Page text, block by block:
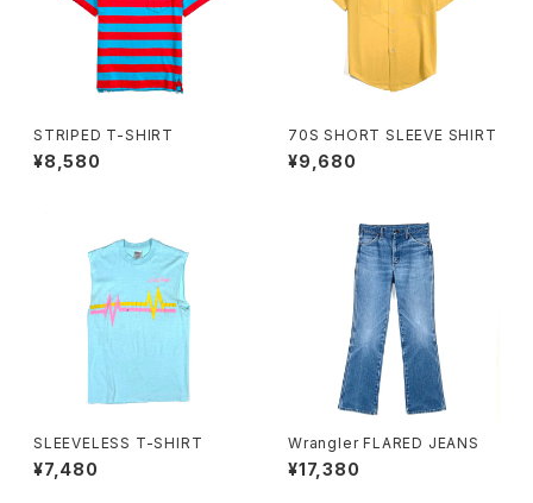
STRIPED T-SHIRT
¥8,580
70S SHORT SLEEVE SHIRT
¥9,680
SLEEVELESS T-SHIRT
¥7,480
Wrangler FLARED JEANS
¥17,380